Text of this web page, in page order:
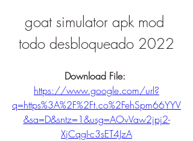
goat simulator apk mod
todo desbloqueado 2022
https://www.google.com/url?
q=https%3A%2F%2Ft.co%2FehSpm66YYV
&sa=D&sntz=1&usg=AOvVaw2jpj2-
XjCqgI-c3sET4JzA